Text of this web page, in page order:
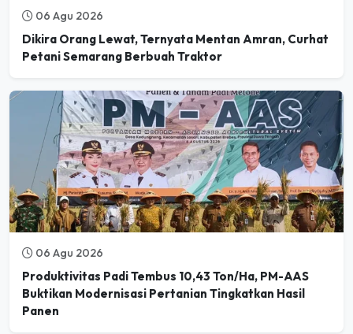
06 Agu 2026
Dikira Orang Lewat, Ternyata Mentan Amran, Curhat
Petani Semarang Berbuah Traktor
06 Agu 2026
Produktivitas Padi Tembus 10,43 Ton/Ha, PM-AAS
Buktikan Modernisasi Pertanian Tingkatkan Hasil
Panen